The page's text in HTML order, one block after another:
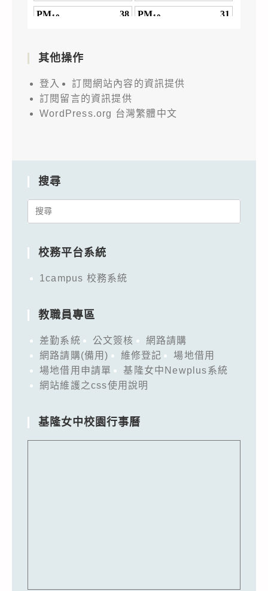
其他操作
登入
訂閱網站內容的資訊提供
訂閱留言的資訊提供
WordPress.org 台灣繁體中文
搜尋
Search
校務平台系統
1campus 校務系統
教職員專區
差勤系統 公文簽核
網路請購
網路請購(備用)
維修登記
場地借用
場地借用申請單
基隆女中Newplus系統
網站維護之css使用說明
基隆女中校園行事曆